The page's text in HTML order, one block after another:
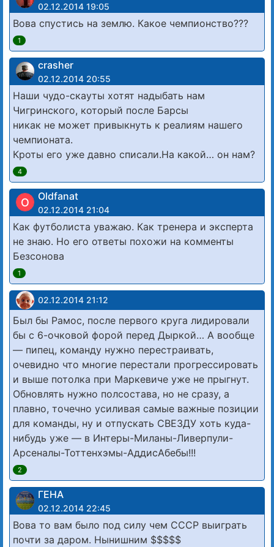
02.12.2014 19:05
Вова спустись на землю. Какое чемпионство???
1
crasher
02.12.2014 20:55
Наши чудо-скауты хотят надыбать нам
Чигринского, который после Барсы
никак не может привыкнуть к реалиям нашего
чемпионата.
Кроты его уже давно списали.На какой… он нам?
4
O Oldfanat
02.12.2014 21:04
Как футболиста уважаю. Как тренера и эксперта
не знаю. Но его ответы похожи на комменты
Безсонова
1
02.12.2014 21:12
Был бы Рамос, после первого круга лидировали
бы с 6-очковой форой перед Дыркой… А вообще
— пипец, команду нужно перестраивать,
очевидно что многие перестали прогрессировать
и выше потолка при Маркевиче уже не прыгнут.
Обновлять нужно полсостава, но не сразу, а
плавно, точечно усиливая самые важные позиции
для команды, ну и отпускать СВЕЗДУ хоть куда-
нибудь уже — в Интеры-Миланы-Ливерпули-
Арсеналы-Тоттенхэмы-АддисАбебы!!!
2
ГЕНА
02.12.2014 22:45
Вова то вам было под силу чем СССР выиграть
почти за даром. Нынишним $$$$$